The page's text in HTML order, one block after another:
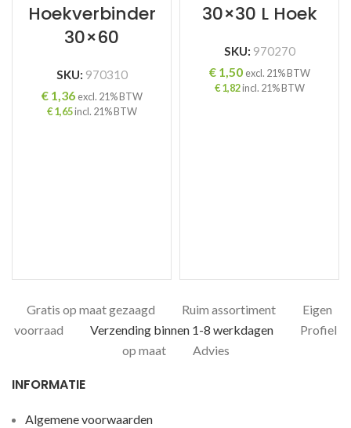
Hoekverbinder
30×60
SKU: 970310
€1,36 excl. 21% BTW
€1,65incl. 21% BTW
30×30 L Hoek
SKU: 970270
€1,50 excl. 21% BTW
€1,82incl. 21% BTW
Gratis op maat gezaagd Ruim assortiment
Eigen
voorraad
Verzending binnen 1-8 werkdagen
Profiel
op maat
Advies
INFORMATIE
Algemene voorwaarden